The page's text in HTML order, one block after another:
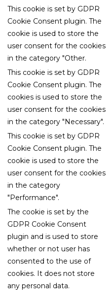
This cookie is set by GDPR
Cookie Consent plugin. The
cookie is used to store the
user consent for the cookies
in the category "Other.
This cookie is set by GDPR
Cookie Consent plugin. The
cookies is used to store the
user consent for the cookies
in the category "Necessary".
This cookie is set by GDPR
Cookie Consent plugin. The
cookie is used to store the
user consent for the cookies
in the category
"Performance".
The cookie is set by the
GDPR Cookie Consent
plugin and is used to store
whether or not user has
consented to the use of
cookies. It does not store
any personal data.